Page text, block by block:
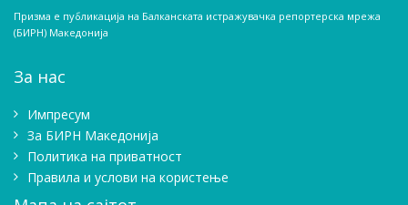
Призма е публикација на Балканската истражувачка репортерска мрежа
(БИРН) Македонија
За нас
Импресум
Зa БИРН Македонија
Политика на приватност
Правила и услови на користење